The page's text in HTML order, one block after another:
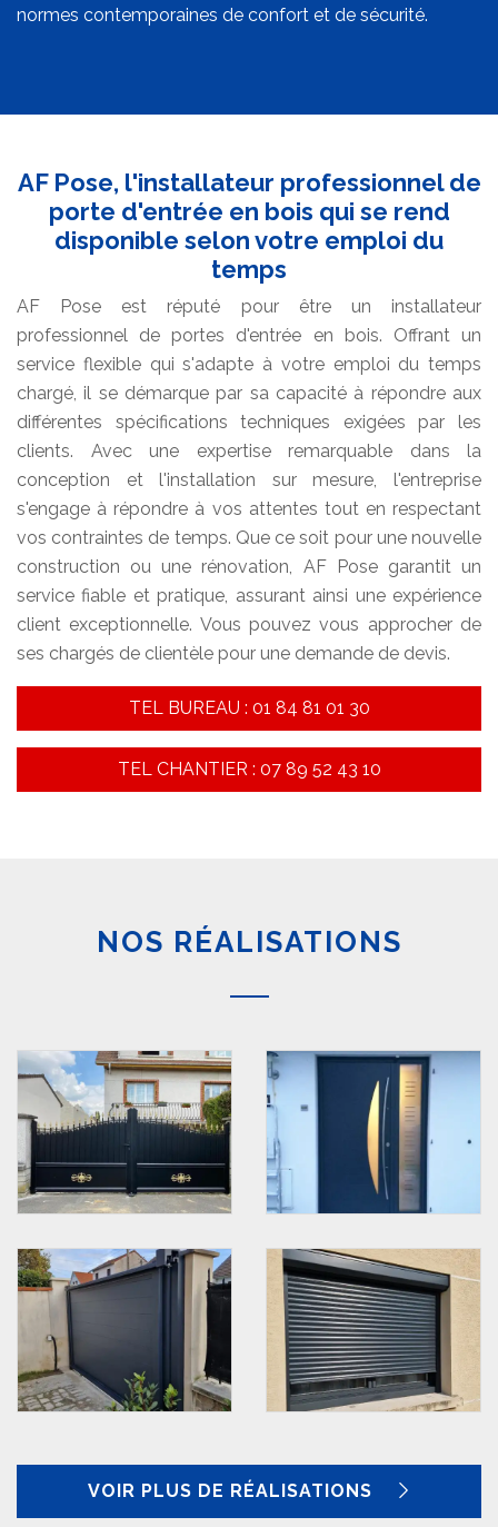
normes contemporaines de confort et de sécurité.
AF Pose, l'installateur professionnel de
porte d'entrée en bois qui se rend
disponible selon votre emploi du
temps
AF Pose est réputé pour être un installateur
professionnel de portes d'entrée en bois. Offrant un
service flexible qui s'adapte à votre emploi du temps
chargé, il se démarque par sa capacité à répondre aux
différentes spécifications techniques exigées par les
clients. Avec une expertise remarquable dans la
conception et l'installation sur mesure, l'entreprise
s'engage à répondre à vos attentes tout en respectant
vos contraintes de temps. Que ce soit pour une nouvelle
construction ou une rénovation, AF Pose garantit un
service fiable et pratique, assurant ainsi une expérience
client exceptionnelle. Vous pouvez vous approcher de
ses chargés de clientèle pour une demande de devis.
TEL BUREAU : 01 84 81 01 30
TEL CHANTIER : 07 89 52 43 10
NOS RÉALISATIONS
VOIR PLUS DE RÉALISATIONS